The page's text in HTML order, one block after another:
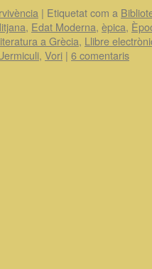
| Etiquetat com a
, Edat Moderna, èpica,
a Grècia, Llibre
, Vori | 6 comentaris